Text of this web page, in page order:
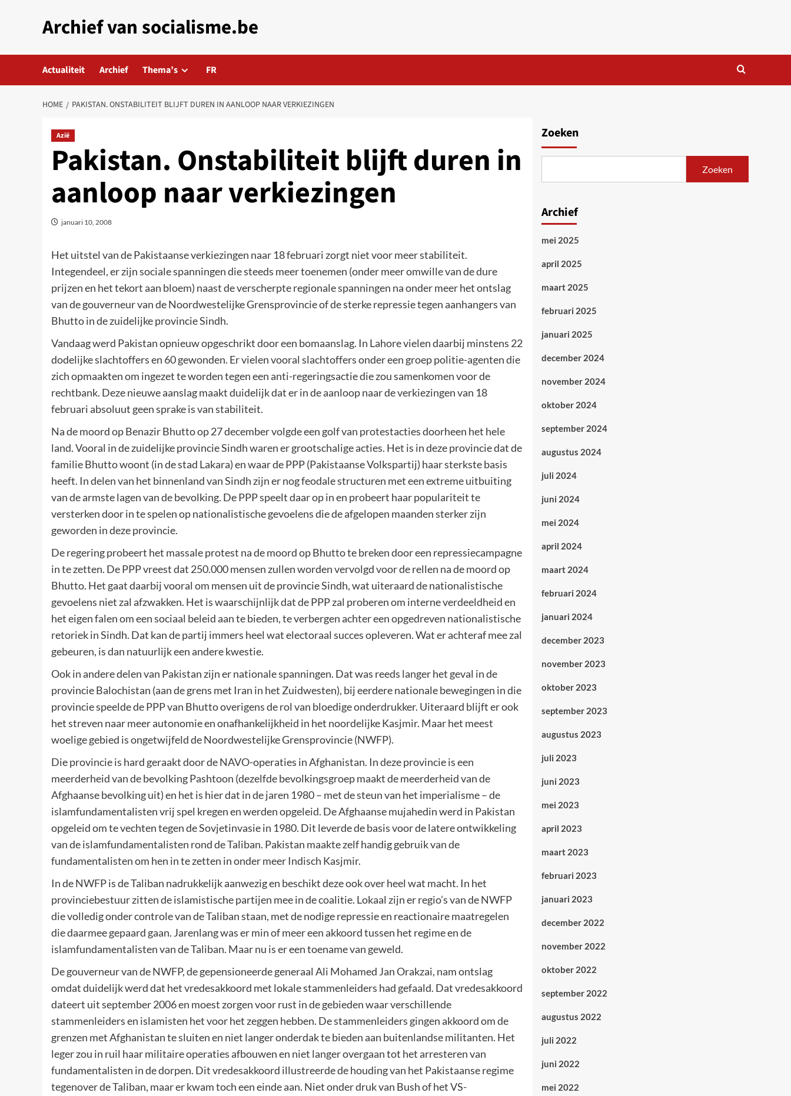
Archief van socialisme.be
Actualiteit Archief Thema’s FR
HOME PAKISTAN. ONSTABILITEIT BLIJFT DUREN IN AANLOOP NAAR VERKIEZINGEN
Azië
Pakistan. Onstabiliteit blijft duren in
aanloop naar verkiezingen
januari 10, 2008
Het uitstel van de Pakistaanse verkiezingen naar 18 februari zorgt niet voor meer stabiliteit.
Integendeel, er zijn sociale spanningen die steeds meer toenemen (onder meer omwille van de dure
prijzen en het tekort aan bloem) naast de verscherpte regionale spanningen na onder meer het ontslag
van de gouverneur van de Noordwestelijke Grensprovincie of de sterke repressie tegen aanhangers van
Bhutto in de zuidelijke provincie Sindh.
Vandaag werd Pakistan opnieuw opgeschrikt door een bomaanslag. In Lahore vielen daarbij minstens 22
dodelijke slachtoffers en 60 gewonden. Er vielen vooral slachtoffers onder een groep politie-agenten die
zich opmaakten om ingezet te worden tegen een anti-regeringsactie die zou samenkomen voor de
rechtbank. Deze nieuwe aanslag maakt duidelijk dat er in de aanloop naar de verkiezingen van 18
februari absoluut geen sprake is van stabiliteit.
Na de moord op Benazir Bhutto op 27 december volgde een golf van protestacties doorheen het hele
land. Vooral in de zuidelijke provincie Sindh waren er grootschalige acties. Het is in deze provincie dat de
familie Bhutto woont (in de stad Lakara) en waar de PPP (Pakistaanse Volkspartij) haar sterkste basis
heeft. In delen van het binnenland van Sindh zijn er nog feodale structuren met een extreme uitbuiting
van de armste lagen van de bevolking. De PPP speelt daar op in en probeert haar populariteit te
versterken door in te spelen op nationalistische gevoelens die de afgelopen maanden sterker zijn
geworden in deze provincie.
De regering probeert het massale protest na de moord op Bhutto te breken door een repressiecampagne
in te zetten. De PPP vreest dat 250.000 mensen zullen worden vervolgd voor de rellen na de moord op
Bhutto. Het gaat daarbij vooral om mensen uit de provincie Sindh, wat uiteraard de nationalistische
gevoelens niet zal afzwakken. Het is waarschijnlijk dat de PPP zal proberen om interne verdeeldheid en
het eigen falen om een sociaal beleid aan te bieden, te verbergen achter een opgedreven nationalistische
retoriek in Sindh. Dat kan de partij immers heel wat electoraal succes opleveren. Wat er achteraf mee zal
gebeuren, is dan natuurlijk een andere kwestie.
Ook in andere delen van Pakistan zijn er nationale spanningen. Dat was reeds langer het geval in de
provincie Balochistan (aan de grens met Iran in het Zuidwesten), bij eerdere nationale bewegingen in die
provincie speelde de PPP van Bhutto overigens de rol van bloedige onderdrukker. Uiteraard blijft er ook
het streven naar meer autonomie en onafhankelijkheid in het noordelijke Kasjmir. Maar het meest
woelige gebied is ongetwijfeld de Noordwestelijke Grensprovincie (NWFP).
Die provincie is hard geraakt door de NAVO-operaties in Afghanistan. In deze provincie is een
meerderheid van de bevolking Pashtoon (dezelfde bevolkingsgroep maakt de meerderheid van de
Afghaanse bevolking uit) en het is hier dat in de jaren 1980 – met de steun van het imperialisme – de
islamfundamentalisten vrij spel kregen en werden opgeleid. De Afghaanse mujahedin werd in Pakistan
opgeleid om te vechten tegen de Sovjetinvasie in 1980. Dit leverde de basis voor de latere ontwikkeling
van de islamfundamentalisten rond de Taliban. Pakistan maakte zelf handig gebruik van de
fundamentalisten om hen in te zetten in onder meer Indisch Kasjmir.
In de NWFP is de Taliban nadrukkelijk aanwezig en beschikt deze ook over heel wat macht. In het
provinciebestuur zitten de islamistische partijen mee in de coalitie. Lokaal zijn er regio’s van de NWFP
die volledig onder controle van de Taliban staan, met de nodige repressie en reactionaire maatregelen
die daarmee gepaard gaan. Jarenlang was er min of meer een akkoord tussen het regime en de
islamfundamentalisten van de Taliban. Maar nu is er een toename van geweld.
De gouverneur van de NWFP, de gepensioneerde generaal Ali Mohamed Jan Orakzai, nam ontslag
omdat duidelijk werd dat het vredesakkoord met lokale stammenleiders had gefaald. Dat vredesakkoord
dateert uit september 2006 en moest zorgen voor rust in de gebieden waar verschillende
stammenleiders en islamisten het voor het zeggen hebben. De stammenleiders gingen akkoord om de
grenzen met Afghanistan te sluiten en niet langer onderdak te bieden aan buitenlandse militanten. Het
leger zou in ruil haar militaire operaties afbouwen en niet langer overgaan tot het arresteren van
fundamentalisten in de dorpen. Dit vredesakkoord illustreerde de houding van het Pakistaanse regime
tegenover de Taliban, maar er kwam toch een einde aan. Niet onder druk van Bush of het VS-
Zoeken
Zoeken
Archief
mei 2025
april 2025
maart 2025
februari 2025
januari 2025
december 2024
november 2024
oktober 2024
september 2024
augustus 2024
juli 2024
juni 2024
mei 2024
april 2024
maart 2024
februari 2024
januari 2024
december 2023
november 2023
oktober 2023
september 2023
augustus 2023
juli 2023
juni 2023
mei 2023
april 2023
maart 2023
februari 2023
januari 2023
december 2022
november 2022
oktober 2022
september 2022
augustus 2022
juli 2022
juni 2022
mei 2022